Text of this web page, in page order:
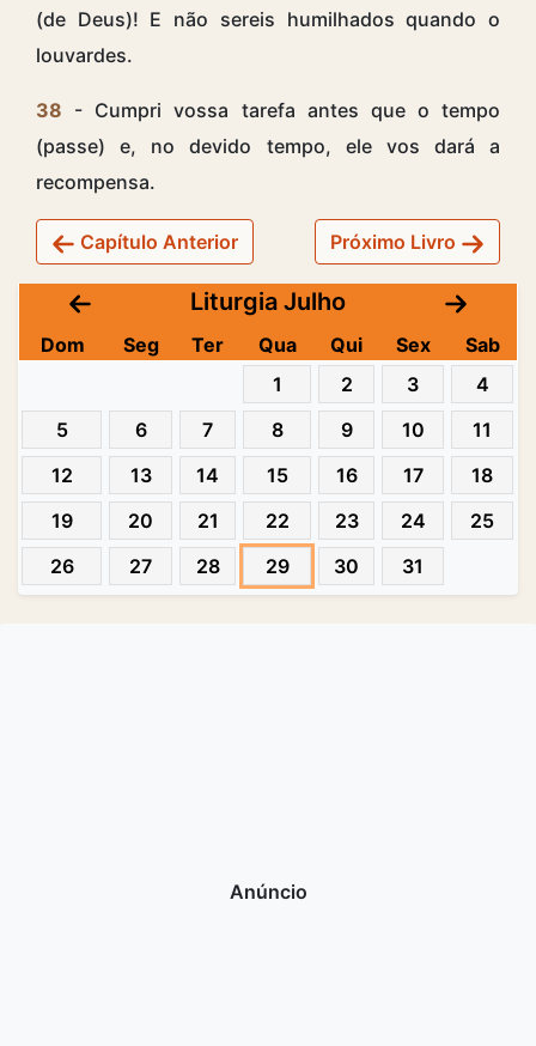
(de Deus)! E não sereis humilhados quando o
louvardes.
38 - Cumpri vossa tarefa antes que o tempo
(passe) e, no devido tempo, ele vos dará a
recompensa.
Capítulo Anterior Próximo Livro
Liturgia Julho
Dom Seg Ter Qua Qui Sex
Sab
1
2 3
4
5
6 7 8 9 10
11
12
13 14 15 16 17
18
19
20 21 22 23 24
25
26
27 28 29 30 31